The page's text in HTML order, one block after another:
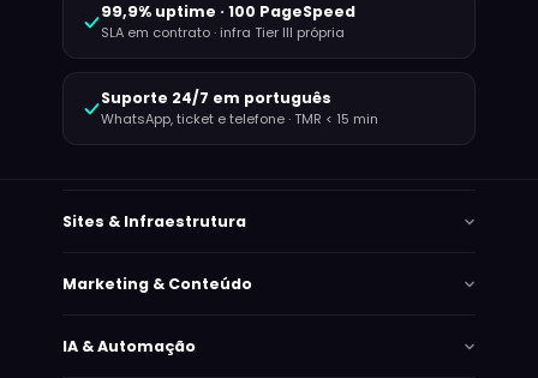
99,9% uptime · 100 PageSpeed
SLA em contrato · infra Tier III própria
Suporte 24/7 em português
WhatsApp, ticket e telefone · TMR < 15 min
Sites & Infraestrutura
Marketing & Conteúdo
IA & Automação